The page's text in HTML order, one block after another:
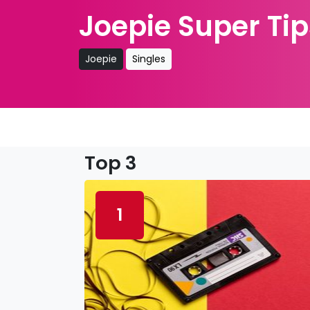
Joepie Super
Joepie Singles
Top 3
1